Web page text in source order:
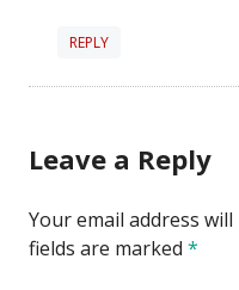
REPLY
Leave a Reply
Your email address
fields are marked *